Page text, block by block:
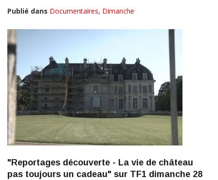
Publié dans Documentaires, Dimanche
"Reportages découverte - La vie de château
pas toujours un cadeau" sur TF1 dimanche 28